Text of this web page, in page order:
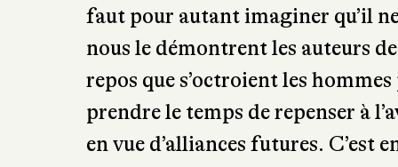
faut pour autant imaginer qu’il
nous le démontrent les auteurs
repos que s’octroient les
prendre le temps de repenser à
en vue d’alliances futures. C’est